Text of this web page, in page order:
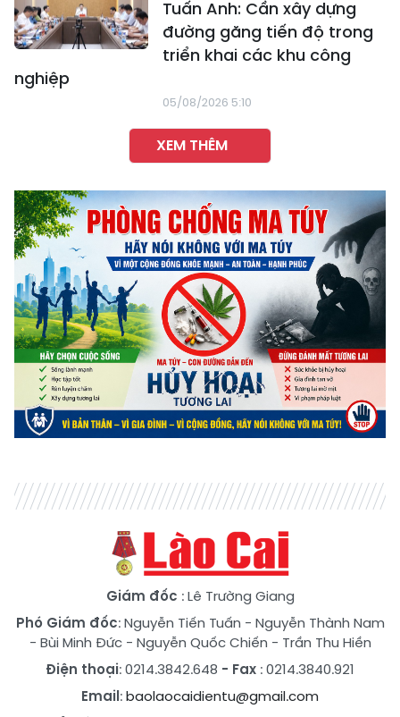
Tuấn Anh: Cần xây dựng
đường găng tiến độ trong
triển khai các khu công
nghiệp
05/08/2026 5:10
XEM THÊM
Giám đốc : Lê Trường Giang
Phó Giám đốc:Nguyễn Tiến Tuấn - Nguyễn Thành Nam
- Bùi Minh Đức- Nguyễn Quốc Chiến - Trần Thu Hiền
Điện thoại: 0214.3842.648 - Fax : 0214.3840.921
Email:baolaocaidientu@gmail.com